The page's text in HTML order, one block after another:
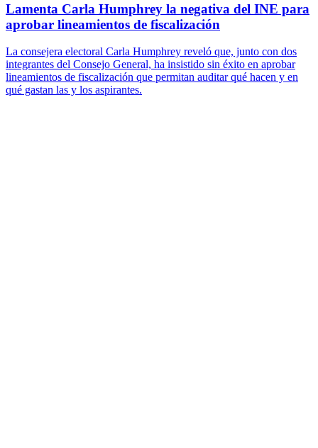
Lamenta Carla Humphrey la negativa del INE para
aprobar lineamientos de fiscalización
La consejera electoral Carla Humphrey reveló que, junto con dos
integrantes del Consejo General, ha insistido sin éxito en aprobar
lineamientos de fiscalización que permitan auditar qué hacen y en
qué gastan las y los aspirantes.